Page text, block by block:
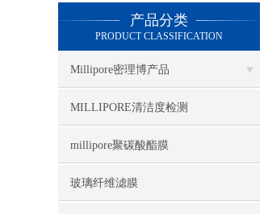
产品分类
PRODUCT CLASSIFICATION
Millipore密理博产品
MILLIPORE清洁度检测
millipore聚碳酸酯膜
玻璃纤维滤膜